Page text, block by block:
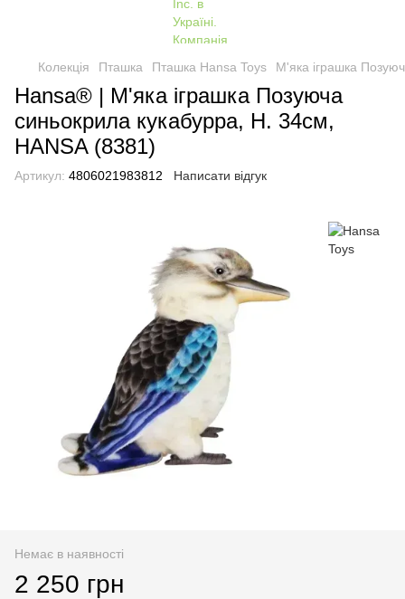
Колекція Пташка Пташка Hansa Toys М'яка іграшка
Hansa® | М'яка іграшка Позуюча
синьокрила кукабурра, H. 34см,
HANSA (8381)
Артикул: 4806021983812 Написати відгук
Немає в наявності
2 250 грн